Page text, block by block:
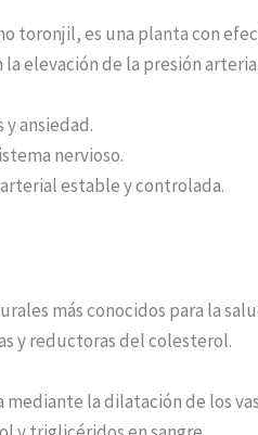
toronjil, es una planta con
elevación de la presión
ansiedad.
nervioso.
estable y controlada.
más conocidos para la
y reductoras del colesterol.
la dilatación de los